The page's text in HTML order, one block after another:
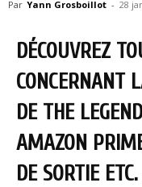
Par Yann Grosboillot - 28
DÉCOUVREZ
CONCERNANT
DE THE
AMAZON
DE SORTIE ETC.